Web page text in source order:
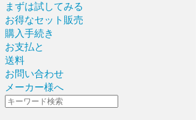
まずは試してみる
お得なセット販売
購入手続き
お支払と
送料
お問い合わせ
メーカー様へ